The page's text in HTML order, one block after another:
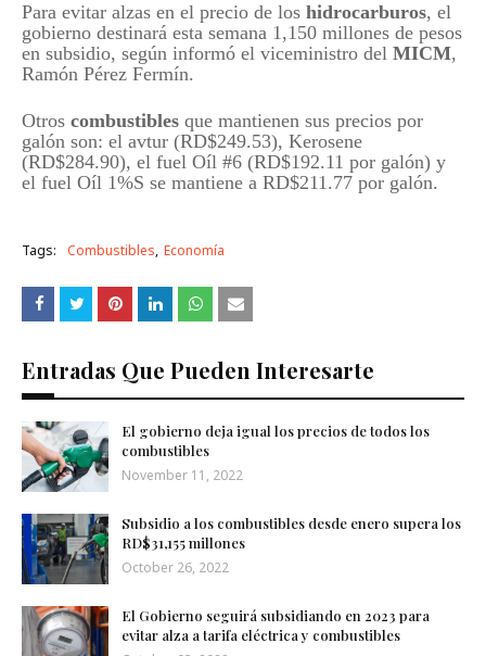
Para evitar alzas en el precio de los hidrocarburos, el
gobierno destinará esta semana 1,150 millones de pesos
en subsidio, según informó el viceministro del MICM,
Ramón Pérez Fermín.
Otros combustibles que mantienen sus precios por
galón son: el avtur (RD$249.53), Kerosene
(RD$284.90), el fuel Oíl #6 (RD$192.11 por galón) y
el fuel Oíl 1%S se mantiene a RD$211.77 por galón.
Tags: Combustibles Economía
Entradas Que Pueden Interesarte
El gobierno deja igual los precios de todos los
combustibles
November 11, 2022
Subsidio a los combustibles desde enero supera los
RD$31,155 millones
October 26, 2022
El Gobierno seguirá subsidiando en 2023 para
evitar alza a tarifa eléctrica y combustibles